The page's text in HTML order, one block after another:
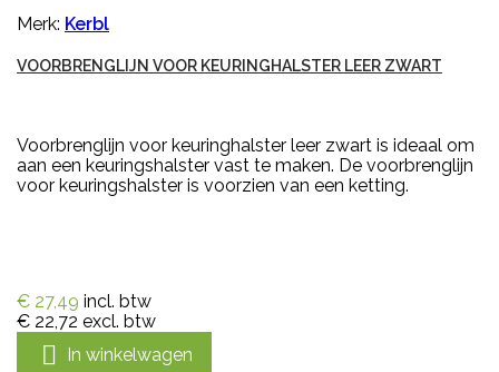
Merk: Kerbl
VOORBRENGLIJN VOOR KEURINGHALSTER LEER ZWART
Voorbrenglijn voor keuringhalster leer zwart is ideaal om
aan een keuringshalster vast te maken. De voorbrenglijn
voor keuringshalster is voorzien van een ketting.
€ 27,49 incl. btw
€ 22,72 excl. btw
 In winkelwagen